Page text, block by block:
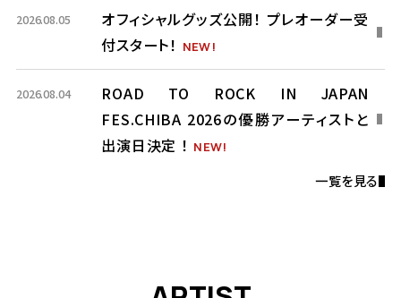
はすべて詐欺ですので、被害に遭わないよう十分に
ご注意ください。公式リセールの詳細は8月下旬に
あらためてご案内いたします。 多くの皆さんの熱い
信頼と大きな期待に応えたいと思っています。必ず
最高の時間を過ごしてもらえる5日間をつくります。
楽しみにしていてください。 千葉市蘇我スポーツ公
2026.08.05
オフィシャルグッズ公開！ プレオーダー受
付スタート！
2026.08.04
ROAD TO ROCK IN JAPAN
FES.CHIBA 2026の優勝アーティストと
出演日決定 ！
一覧を見る